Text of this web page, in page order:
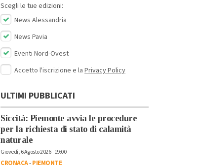
Mercoledì, 29 Luglio 2026 - 12:25
Per Baglietto
Derthona Basket
debutto in EuroCup
il 29 settembre in
Lettonia con il Riga
Rogo alla Logistica
danni
Scegli le tue edizioni:
News Alessandria
News Pavia
Eventi Nord-Ovest
Accetto l'iscrizione e la Privacy Policy
ULTIMI PUBBLICATI
Siccità: Piemonte avvia le procedure
per la richiesta di stato di calamità
naturale
Giovedì, 6 Agosto 2026 - 19:00
CRONACA-PIEMONTE